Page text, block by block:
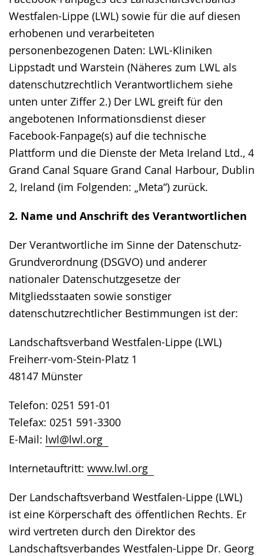
Westfalen-Lippe (LWL) sowie für die auf diesen
erhobenen und verarbeiteten
personenbezogenen Daten: LWL-Kliniken
Lippstadt und Warstein (Näheres zum LWL als
datenschutzrechtlich Verantwortlichem siehe
unten unter Ziffer 2.) Der LWL greift für den
angebotenen Informationsdienst dieser
Facebook-Fanpage(s) auf die technische
Plattform und die Dienste der Meta Ireland Ltd., 4
Grand Canal Square Grand Canal Harbour, Dublin
2, Ireland (im Folgenden: „Meta“) zurück.
2. Name und Anschrift des Verantwortlichen
Der Verantwortliche im Sinne der Datenschutz-
Grundverordnung (DSGVO) und anderer
nationaler Datenschutzgesetze der
Mitgliedsstaaten sowie sonstiger
datenschutzrechtlicher Bestimmungen ist der:
Landschaftsverband Westfalen-Lippe (LWL)
Freiherr-vom-Stein-Platz 1
48147 Münster
Telefon: 0251 591-01
Telefax: 0251 591-3300
E-Mail: lwl@lwl.org
Internetauftritt: www.lwl.org
Der Landschaftsverband Westfalen-Lippe (LWL)
ist eine Körperschaft des öffentlichen Rechts. Er
wird vertreten durch den Direktor des
Landschaftsverbandes Westfalen-Lippe Dr. Georg